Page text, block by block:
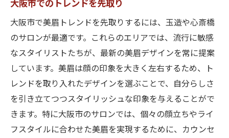
大阪市でのトレンドを先取り
大阪市で美眉トレンドを先取りするには、玉造や心斎橋
のサロンが最適です。これらのエリアでは、流行に敏感
なスタイリストたちが、最新の美眉デザインを常に提案
しています。美眉は顔の印象を大きく左右するため、ト
レンドを取り入れたデザインを選ぶことで、自分らしさ
を引き立てつつスタイリッシュな印象を与えることがで
きます。特に大阪市のサロンでは、個々の顔立ちやライ
フスタイルに合わせた美眉を実現するために、カウンセ